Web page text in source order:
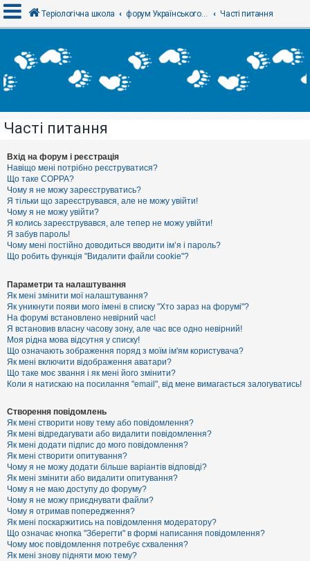
х
і
Р
є
с
т
р
а
ц
і
я
Т
м
и
б
е
з
в
і
д
п
о
в
і
е
й
А
к
т
и
в
н
і
т
е
м
и
Теріологічна школа форум Українського теріологічного товариства Часті питання
Часті питання
Вхід на форум і реєстрація
Навіщо мені потрібно реєструватися?
Що таке COPPA?
Чому я не можу зареєструватись?
Я тільки що зареєструвався, але не можу увійти!
Чому я не можу увійти?
Я колись зареєструвався, але тепер не можу увійти!
Я забув пароль!
Чому мені постійно доводиться вводити ім’я і пароль?
Що робить функція "Видалити файли cookie"?
Параметри та налаштування
Як мені змінити мої налаштування?
Як уникнути появи мого імені в списку "Хто зараз на форумі"?
На форумі встановлено невірний час!
Я встановив власну часову зону, але час все одно невірний!
Моя рідна мова відсутня у списку!
Що означають зображення поряд з моїм ім'ям користувача?
Як мені включити відображення аватари?
Що таке моє звання і як мені його змінити?
Коли я натискаю на посилання "email", від мене вимагається залогуватись!
Створення повідомлень
Як мені створити нову тему або повідомлення?
Як мені відредагувати або видалити повідомлення?
Як мені додати підпис до мого повідомлення?
Як мені створити опитування?
Чому я не можу додати більше варіантів відповіді?
Як мені змінити або видалити опитування?
Чому я не маю доступу до форуму?
Чому я не можу приєднувати файли?
Чому я отримав попередження?
Як мені поскаржитись на повідомлення модератору?
Що означає кнопка "Зберегти" в формі написання повідомлення?
Чому моє повідомлення потребує схвалення?
Як мені знову підняти мою тему?